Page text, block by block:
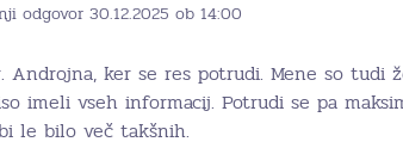
odgovor 30.12.2025 ob 14:00
Androjna, ker se res potrudi. Mene so tudi
imeli vseh informacij. Potrudi se pa
le bilo več takšnih.